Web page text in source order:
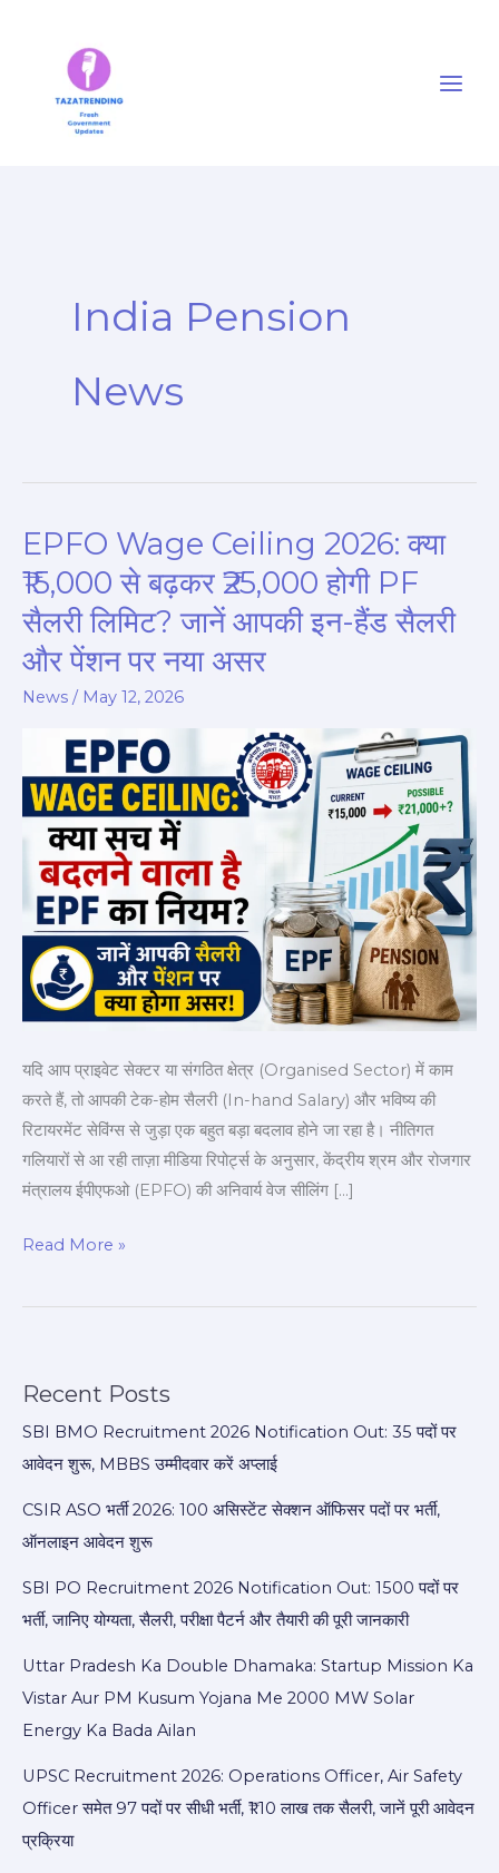
India Pension
News
EPFO Wage Ceiling 2026: क्या
₹15,000 से बढ़कर ₹25,000 होगी PF
सैलरी लिमिट? जानें आपकी इन-हैंड सैलरी
और पेंशन पर नया असर
News / May 12, 2026
यदि आप प्राइवेट सेक्टर या संगठित क्षेत्र (Organised Sector) में काम
करते हैं, तो आपकी टेक-होम सैलरी (In-hand Salary) और भविष्य की
रिटायरमेंट सेविंग्स से जुड़ा एक बहुत बड़ा बदलाव होने जा रहा है। नीतिगत
गलियारों से आ रही ताज़ा मीडिया रिपोर्ट्स के अनुसार, केंद्रीय श्रम और रोजगार
मंत्रालय ईपीएफओ (EPFO) की अनिवार्य वेज सीलिंग […]
EPFO
Wage
Ceiling
2026:
क्या
₹15,000
₹25,000
होगी
PF
सैलरी
लिमिट?
जानें
आपकी
इन-
हैंड
और
पेंशन
पर
नया
असर
Read More »
Recent Posts
SBI BMO Recruitment 2026 Notification Out: 35 पदों पर
आवेदन शुरू, MBBS उम्मीदवार करें अप्लाई
CSIR ASO भर्ती 2026: 100 असिस्टेंट सेक्शन ऑफिसर पदों पर भर्ती,
ऑनलाइन आवेदन शुरू
SBI PO Recruitment 2026 Notification Out: 1500 पदों पर
भर्ती, जानिए योग्यता, सैलरी, परीक्षा पैटर्न और तैयारी की पूरी जानकारी
Uttar Pradesh Ka Double Dhamaka: Startup Mission Ka
Vistar Aur PM Kusum Yojana Me 2000 MW Solar
Energy Ka Bada Ailan
UPSC Recruitment 2026: Operations Officer, Air Safety
Officer समेत 97 पदों पर सीधी भर्ती, ₹1.10 लाख तक सैलरी, जानें पूरी आवेदन
प्रक्रिया